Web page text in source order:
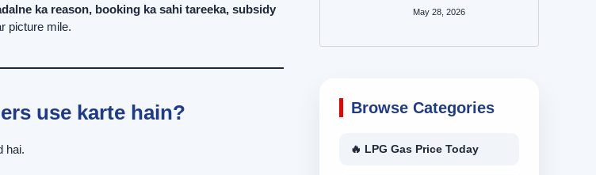
ka reason, booking ka sahi tareeka, subsidy
picture mile.
use karte hain?
hai.
May 28, 2026
Browse Categories
🔥 LPG Gas Price Today